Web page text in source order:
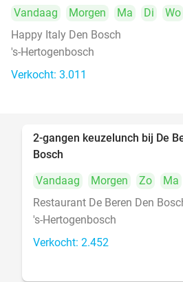
Vandaag Morgen Ma Di Wo
Happy Italy Den Bosch
's-Hertogenbosch
Verkocht: 3.011
2-gangen keuzelunch bij De
Bosch
Vandaag
Morgen Zo Ma
Restaurant De Beren Den
's-Hertogenbosch
Verkocht: 2.452